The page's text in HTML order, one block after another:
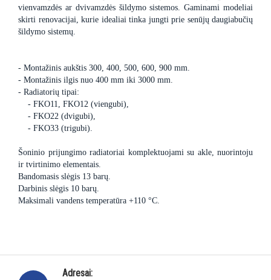
vienvamzdės ar dvivamzdės šildymo sistemos. Gaminami modeliai
skirti renovacijai, kurie idealiai tinka jungti prie senūjų daugiabučių
šildymo sistemų.
- Montažinis aukštis 300, 400, 500, 600, 900 mm.
- Montažinis ilgis nuo 400 mm iki 3000 mm.
- Radiatorių tipai:
- FKO11, FKO12 (viengubi),
- FKO22 (dvigubi),
- FKO33 (trigubi).
Šoninio prijungimo radiatoriai komplektuojami su akle, nuorintoju
ir tvirtinimo elementais.
Bandomasis slėgis 13 barų.
Darbinis slėgis 10 barų.
Maksimali vandens temperatūra +110 °C.
Adresai: